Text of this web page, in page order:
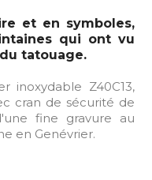
et en symboles,
qui ont vu
tatouage.
inoxydable Z40C13,
cran de sécurité de
fine gravure au
en Genévrier.